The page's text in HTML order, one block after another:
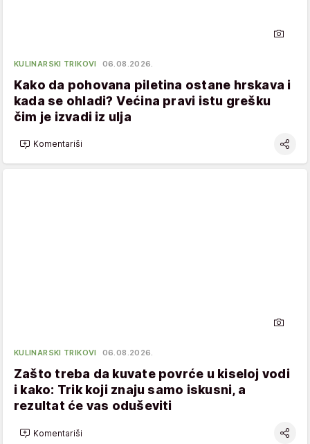
KULINARSKI TRIKOVI 06.08.2026.
Kako da pohovana piletina ostane hrskava i
kada se ohladi? Većina pravi istu grešku
čim je izvadi iz ulja
Komentariši
KULINARSKI TRIKOVI 06.08.2026.
Zašto treba da kuvate povrće u kiseloj vodi
i kako: Trik koji znaju samo iskusni, a
rezultat će vas oduševiti
Komentariši